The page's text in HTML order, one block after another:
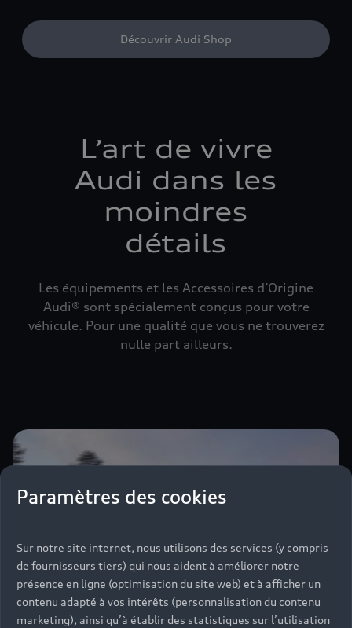
Découvrir Audi Shop
L’art de vivre
Audi dans les
moindres
détails
Les équipements et les Accessoires d’Origine
Audi® sont spécialement conçus pour votre
véhicule. Pour une qualité que vous ne trouverez
nulle part ailleurs.
Paramètres des cookies
Sur notre site internet, nous utilisons des services (y compris
de fournisseurs tiers) qui nous aident à améliorer notre
présence en ligne (optimisation du site web) et à afficher un
contenu adapté à vos intérêts (personnalisation du contenu
marketing), ainsi qu’à établir des statistiques sur l’utilisation